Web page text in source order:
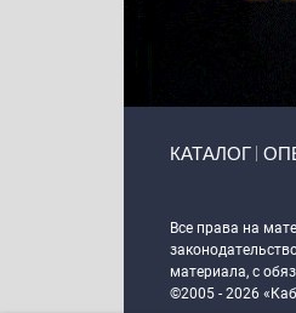
КАТАЛОГ
Все права на
материала, с
©2005 - 2026